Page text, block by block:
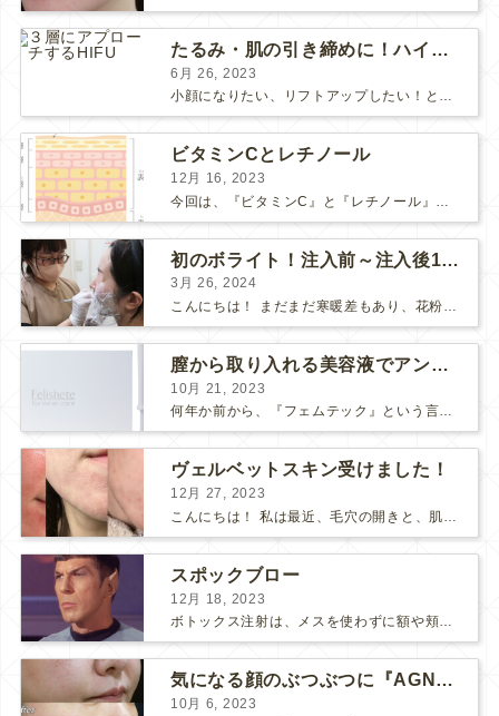
たるみ・肌の引き締めに！ハイフとポテンツァどっちがいい？
6月 26, 2023
小顔になりたい、リフトアップしたい！という方で、 HIFUにしようか、 ポテンツァにしようか、 と迷っている方も多いようです。 HIFUもポテンツァも、たるみや肌の引き締め効果のある人気の...
ビタミンCとレチノール
12月 16, 2023
初のボライト！注入前～注入後1週間の感想
3月 26, 2024
こんにちは！ まだまだ寒暖差もあり、花粉も飛んで、体調や肌が揺らぎやすい方も多いのではないでしょうか？ そんな最近わたしは、松下先生にボライトを注入して頂きました！ 人生✨初ボライト✨で注入...
膣から取り入れる美容液でアンチエイジング
10月 21, 2023
何年か前から、『フェムテック』という言葉をよく耳にするようになりました。 フェムテックは、月経や出産、不妊、更年期など女性特有の健康課題をサポートするツールとして注目されていますね。 フェ...
ヴェルベットスキン受けました！
12月 27, 2023
こんにちは！ 私は最近、毛穴の開きと、肌のごわつきが気になって、なんとかお肌をツヤツヤにしたいな〜と思っていました… そこで！ダーマペン『ヴェルベットスキン』を受けました♪ 経過ごとに写...
スポックブロー
12月 18, 2023
ボトックス注射は、メスを使わずに額や頬のシワ、エラを和らげることができるため、リスクの少ない美容医療としてとても人気の治療です。 しかし、表情筋がうまく動かずに、引きつったような不自然な笑顔...
気になる顔のぶつぶつに『AGNES』
10月 6, 2023